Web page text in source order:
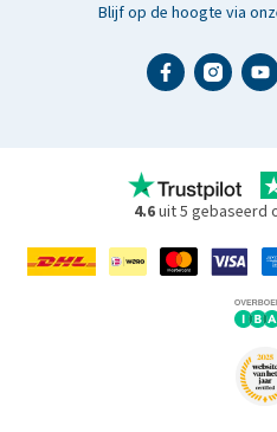
Blijf op de hoogte via
4.6uit 5 gebaseerd